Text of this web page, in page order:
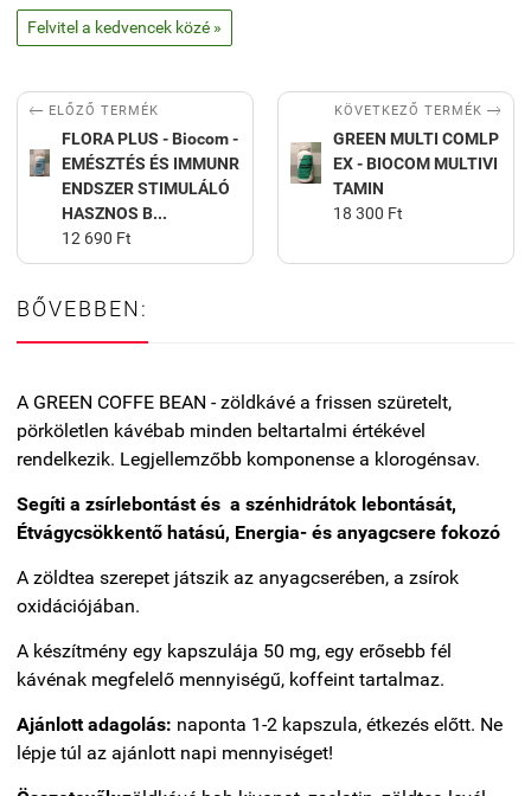
Felvitel a kedvencek közé »
 ELŐZŐ TERMÉK
FLORA PLUS - Biocom -
EMÉSZTÉS ÉS IMMUNR
ENDSZER STIMULÁLÓ
HASZNOS B...
12 690 Ft
KÖVETKEZŐ TERMÉK 
GREEN MULTI COMLP
EX - BIOCOM MULTIVI
TAMIN
18 300 Ft
BŐVEBBEN:
A GREEN COFFE BEAN - zöldkávé a frissen szüretelt,
pörköletlen kávébab minden beltartalmi értékével
rendelkezik. Legjellemzőbb komponense a klorogénsav.
Segíti a zsírlebontást és a szénhidrátok lebontását,
Étvágycsökkentő hatású, Energia- és anyagcsere fokozó
A zöldtea szerepet játszik az anyagcserében, a zsírok
oxidációjában.
A készítmény egy kapszulája 50 mg, egy erősebb fél
kávénak megfelelő mennyiségű, koffeint tartalmaz.
Ajánlott adagolás: naponta 1-2 kapszula, étkezés előtt. Ne
lépje túl az ajánlott napi mennyiséget!